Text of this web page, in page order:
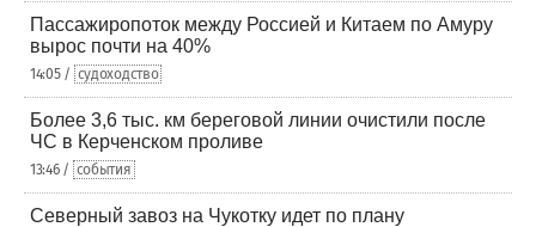
Пассажиропоток между Россией и Китаем по Амуру
вырос почти на 40%
14:05 / судоходство
Более 3,6 тыс. км береговой линии очистили после
ЧС в Керченском проливе
13:46 / события
Северный завоз на Чукотку идет по плану